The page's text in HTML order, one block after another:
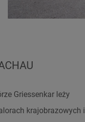
Griessenkar leży
krajobrazowych i